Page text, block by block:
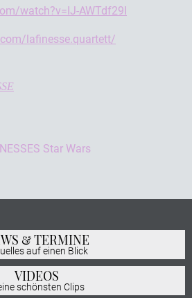
watch?v=IJ-AWTdf29I
lafinesse.quartett/
& TERMINE
auf einen Blick
VIDEOS
schönsten Clips